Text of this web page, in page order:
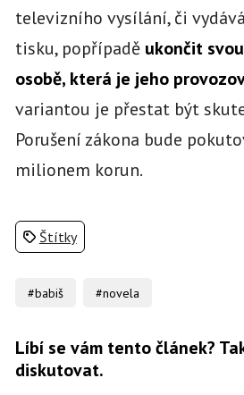
televizního vysílání, či
tisku, popřípadě ukončit
osobě, která je jeho
variantou je přestat být
Porušení zákona bude
milionem korun.
Štítky
#babiš #novela
Líbí se vám tento článek?
diskutovat.